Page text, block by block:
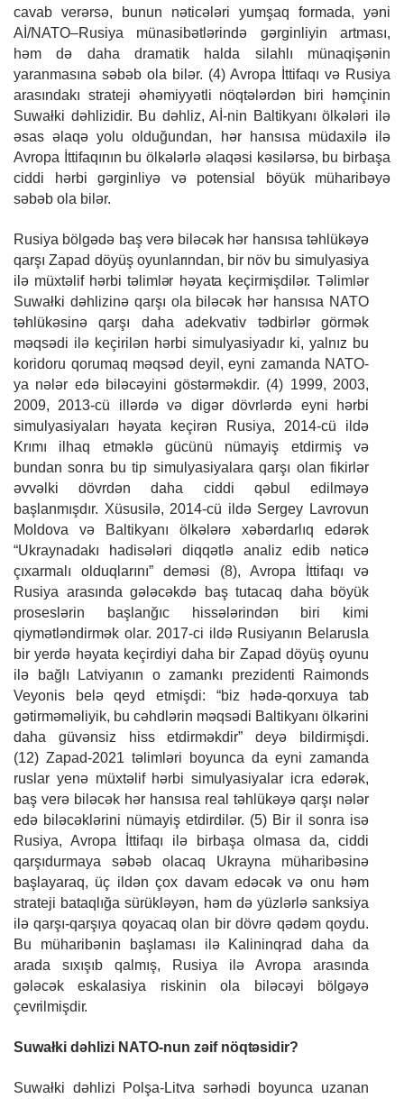
cavab verərsə, bunun nəticələri yumşaq formada, yəni
Aİ/NATO–Rusiya münasibətlərində gərginliyin artması,
həm də daha dramatik halda silahlı münaqişənin
yaranmasına səbəb ola bilər. (4) Avropa İttifaqı və Rusiya
arasındakı strateji əhəmiyyətli nöqtələrdən biri həmçinin
Suwałki dəhlizidir. Bu dəhliz, Aİ-nin Baltikyanı ölkələri ilə
əsas əlaqə yolu olduğundan, hər hansısa müdaxilə ilə
Avropa İttifaqının bu ölkələrlə əlaqəsi kəsilərsə, bu birbaşa
ciddi hərbi gərginliyə və potensial böyük müharibəyə
səbəb ola bilər.
Rusiya bölgədə baş verə biləcək hər hansısa təhlükəyə
qarşı Zapad döyüşoyunlarından, bir növ bu simulyasiya
ilə müxtəlif hərbi təlimlər həyata keçirmişdilər. Təlimlər
Suwałki dəhlizinə qarşı ola biləcək hər hansısa NATO
təhlükəsinə qarşı daha adekvativ tədbirlər görmək
məqsədi ilə keçirilən hərbi simulyasiyadır ki, yalnız bu
koridoru qorumaq məqsəd deyil, eyni zamanda NATO-
ya nələr edə biləcəyini göstərməkdir. (4) 1999, 2003,
2009, 2013-cü illərdə və digər dövrlərdə eyni hərbi
simulyasiyaları həyata keçirən Rusiya, 2014-cü ildə
Krımı ilhaq etməklə gücünü nümayiş etdirmiş və
bundan sonra bu tip simulyasiyalara qarşı olan fikirlər
əvvəlki dövrdən daha ciddi qəbul edilməyə
başlanmışdır. Xüsusilə, 2014-cü ildə Sergey Lavrovun
Moldova və Baltikyanı ölkələrə xəbərdarlıq edərək
“Ukraynadakı hadisələri diqqətlə analiz edib nəticə
çıxarmalı olduqlarını” deməsi (8), Avropa İttifaqı və
Rusiya arasında gələcəkdə baş tutacaq daha böyük
proseslərin başlanğıc hissələrindən biri kimi
qiymətləndirmək olar. 2017-ci ildə Rusiyanın Belarusla
bir yerdə həyata keçirdiyi daha bir Zapad döyüş oyunu
ilə bağlı Latviyanın o zamankı prezidenti Raimonds
Veyonis belə qeyd etmişdi: “biz hədə-qorxuya tab
gətirməməliyik, bu cəhdlərin məqsədi Baltikyanı ölkərini
daha güvənsiz hiss etdirməkdir” deyə bildirmişdi.
(12) Zapad-2021 təlimləri boyunca da eyni zamanda
ruslar yenə müxtəlif hərbi simulyasiyalar icra edərək,
baş verə biləcək hər hansısa real təhlükəyə qarşı nələr
edə biləcəklərini nümayiş etdirdilər. (5) Bir il sonra isə
Rusiya, Avropa İttifaqı ilə birbaşa olmasa da, ciddi
qarşıdurmaya səbəb olacaq Ukrayna müharibəsinə
başlayaraq, üç ildən çox davam edəcək və onu həm
strateji bataqlığa sürükləyən, həm də yüzlərlə sanksiya
ilə qarşı-qarşıya qoyacaq olan bir dövrə qədəm qoydu.
Bu müharibənin başlaması ilə Kalininqrad daha da
arada sıxışıb qalmış, Rusiya ilə Avropa arasında
gələcək eskalasiya riskinin ola biləcəyi bölgəyə
çevrilmişdir.
Suwałki dəhlizi NATO-nun zəif nöqtəsidir?
Suwałki dəhlizi Polşa-Litva sərhədi boyunca uzanan